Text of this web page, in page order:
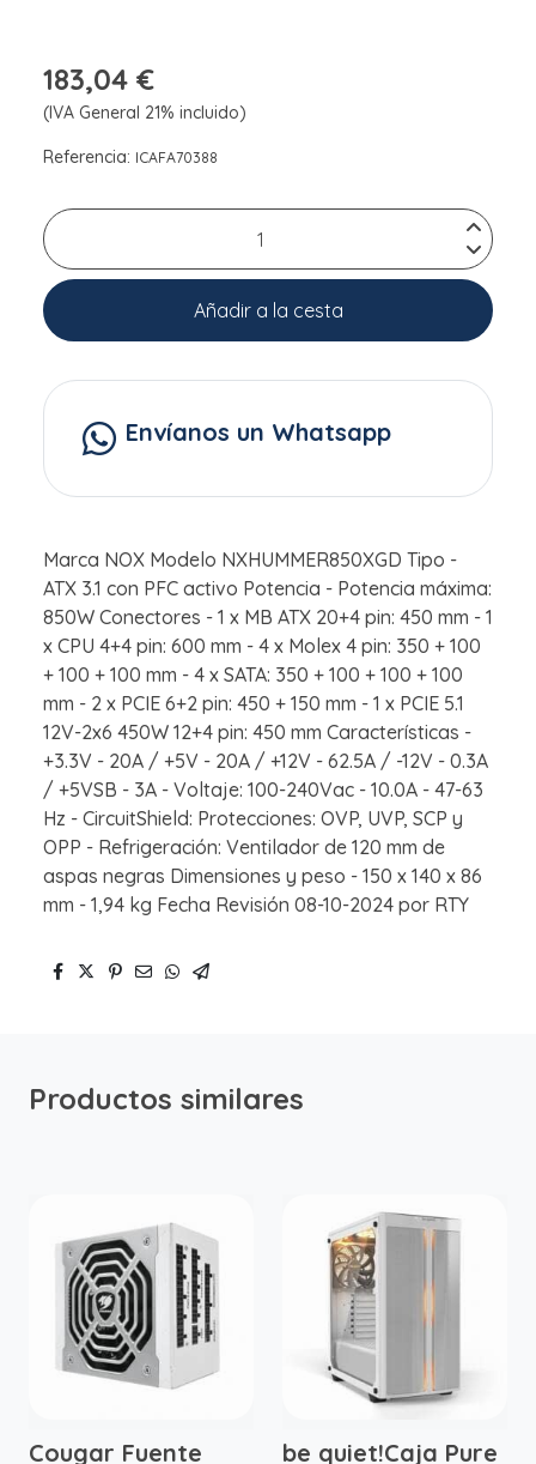
183,04 €
(IVA General 21% incluido)
Referencia: ICAFA70388
Añadir a la cesta
Envíanos un Whatsapp
Marca NOX Modelo NXHUMMER850XGD Tipo -
ATX 3.1 con PFC activo Potencia - Potencia máxima:
850W Conectores - 1 x MB ATX 20+4 pin: 450 mm - 1
x CPU 4+4 pin: 600 mm - 4 x Molex 4 pin: 350 + 100
+ 100 + 100 mm - 4 x SATA: 350 + 100 + 100 + 100
mm - 2 x PCIE 6+2 pin: 450 + 150 mm - 1 x PCIE 5.1
12V-2x6 450W 12+4 pin: 450 mm Características -
+3.3V - 20A / +5V - 20A / +12V - 62.5A / -12V - 0.3A
/ +5VSB - 3A - Voltaje: 100-240Vac - 10.0A - 47-63
Hz - CircuitShield: Protecciones: OVP, UVP, SCP y
OPP - Refrigeración: Ventilador de 120 mm de
aspas negras Dimensiones y peso - 150 x 140 x 86
mm - 1,94 kg Fecha Revisión 08-10-2024 por RTY
Productos similares
Cougar Fuente
be quiet!Caja Pure